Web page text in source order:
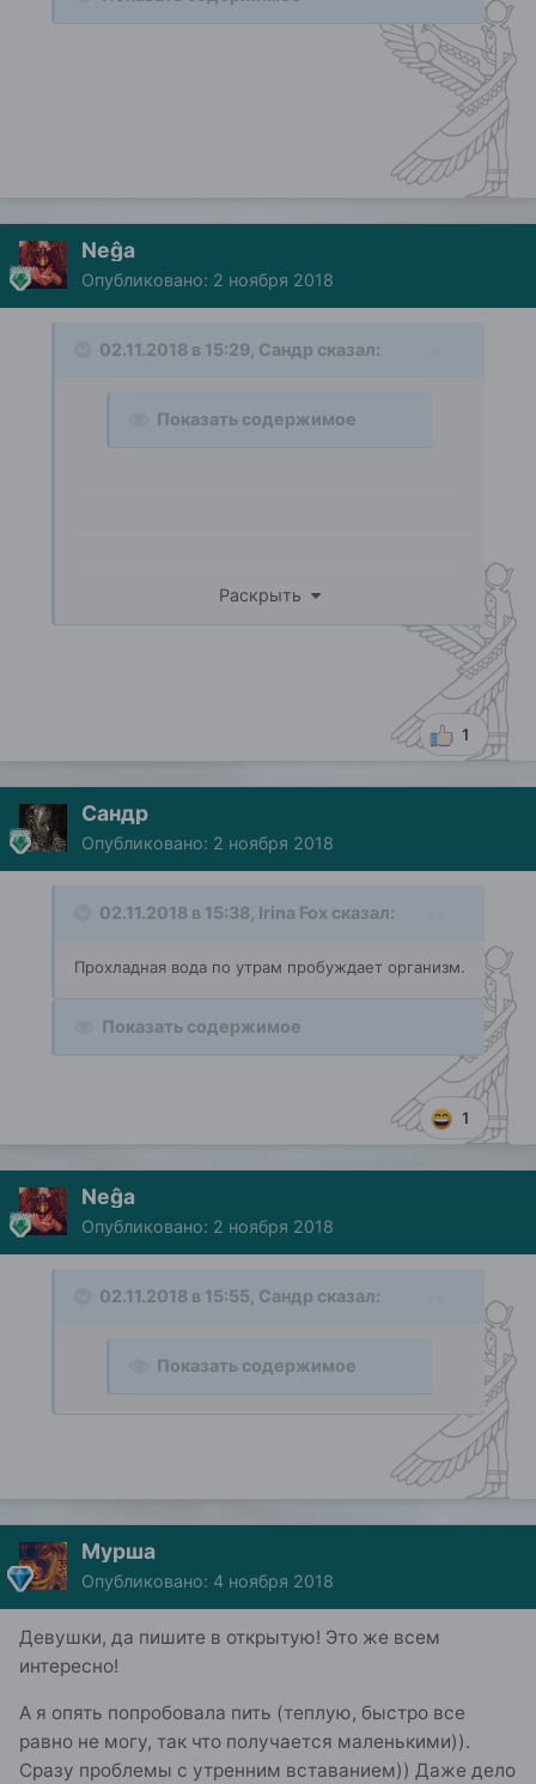
Neĝa
Опубликовано: 2 ноября 2018
02.11.2018 в 15:29, Сандр сказал:
Показать содержимое
Раскрыть
1
Сандр
Опубликовано: 2 ноября 2018
02.11.2018 в 15:38, Irina Fox сказал:
Прохладная вода по утрам пробуждает организм.
Показать содержимое
1
Neĝa
Опубликовано: 2 ноября 2018
02.11.2018 в 15:55, Сандр сказал:
Показать содержимое
Мурша
Опубликовано: 4 ноября 2018
Девушки, да пишите в открытую! Это же всем
интересно!
А я опять попробовала пить (теплую, быстро все
равно не могу, так что получается маленькими)).
Сразу проблемы с утренним вставанием)) Даже дело